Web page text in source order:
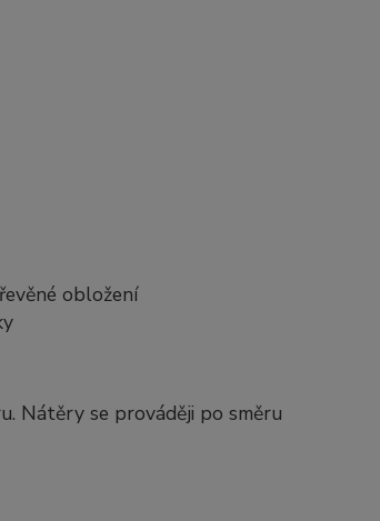
obložení
Nátěry se prováději po směru